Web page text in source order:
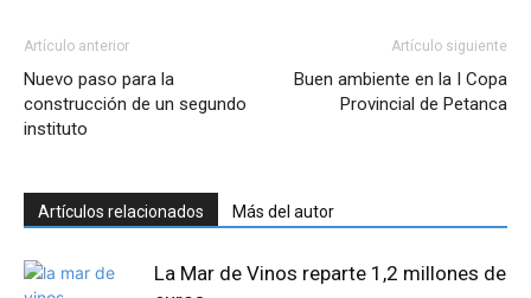
Artículo anterior
Nuevo paso para la
construcción de un segundo
instituto
Artículo siguiente
Buen ambiente en la I Copa
Provincial de Petanca
Artículos relacionados Más del autor
La Mar de Vinos reparte 1,2 millones de